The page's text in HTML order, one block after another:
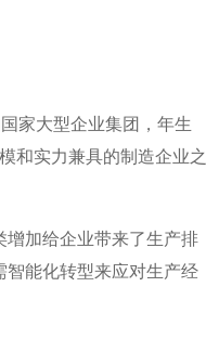
家大型企业集团，年生
和实力兼具的制造企业之
加给企业带来了生产排
能化转型来应对生产经